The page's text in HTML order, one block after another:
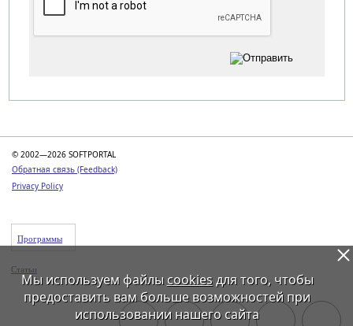
© 2002—2026 SOFTPORTAL
Обратная связь (Feedback)
Privacy Policy
Программы
Статьи
Мы используем файлы cookiesдля того, чтобы
предоставить вам больше возможностей при
использовании нашего сайта